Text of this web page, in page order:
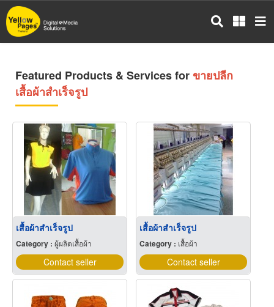
Skip
to
main
Featured Products & Services for ขายปลีก
เสื้อผ้าสำเร็จรูป
เสื้อผ้าสำเร็จรูป
Category : ผู้ผลิตเสื้อผ้า
Contact seller
เสื้อผ้าสำเร็จรูป
Category : เสื้อผ้า
Contact seller